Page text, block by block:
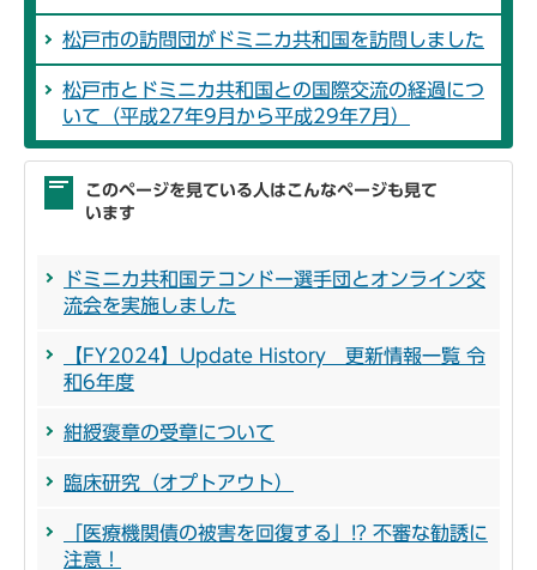
松戸市の訪問団がドミニカ共和国を訪問しました
松戸市とドミニカ共和国との国際交流の経過につ
いて（平成27年9月から平成29年7月）
このページを見ている人はこんなページも見て
います
ドミニカ共和国テコンドー選手団とオンライン交
流会を実施しました
【FY2024】Update History 更新情報一覧 令
和6年度
紺綬褒章の受章について
臨床研究（オプトアウト）
「医療機関債の被害を回復する」!? 不審な勧誘に
注意！